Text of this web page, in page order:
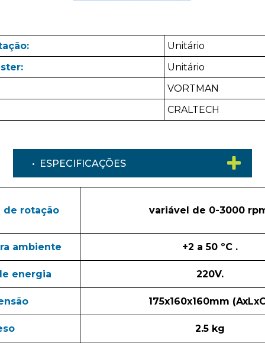
Unitário
Unitário
VORTMAN
CRALTECH
• ESPECIFICAÇÕES
de rotação variável de 0-3000
ambiente +2 a 50 ºC .
energia 220V.
175x160x160mm
2.5 kg